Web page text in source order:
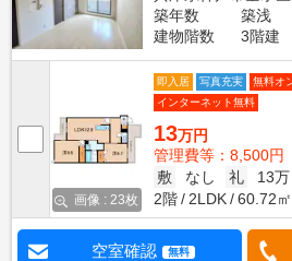
築年数
築浅
建物階数
3階建
画像 : 23枚
即入居 写真充実
無料オ
インターネット無料
13万円
管理費等：8,500円
敷
なし 礼
13万
2階
2LDK 60.72㎡
空室確認 無料